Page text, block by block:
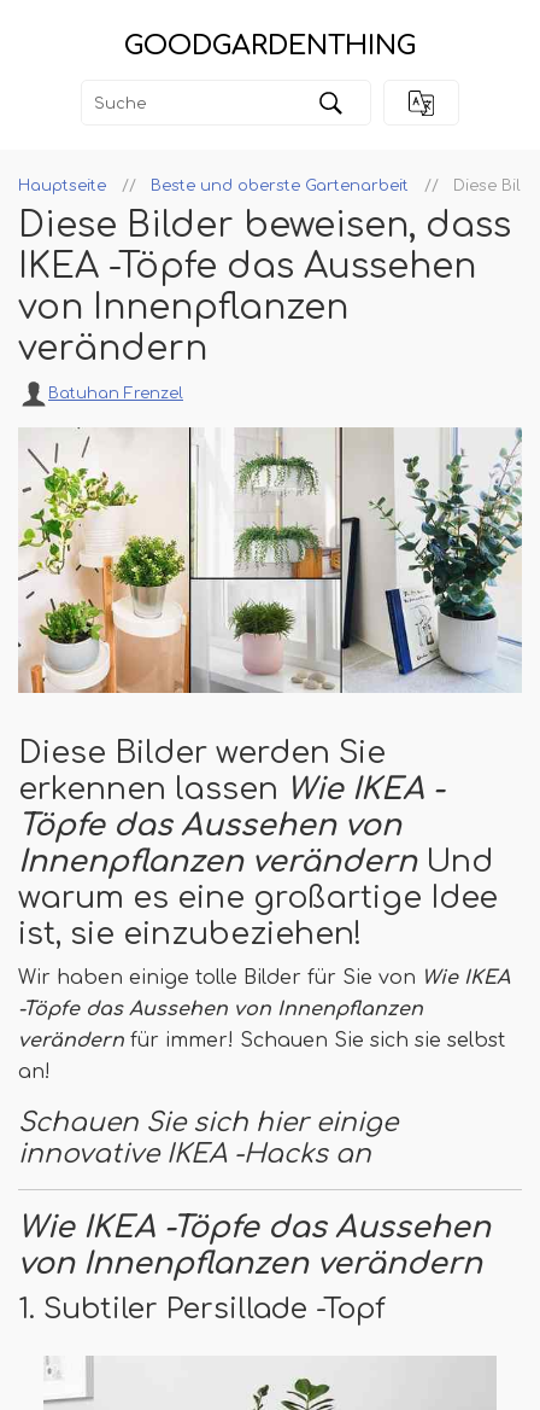
GOODGARDENTHING
Hauptseite Beste und oberste Gartenarbeit Diese
Diese Bilder beweisen, dass
IKEA -Töpfe das Aussehen
von Innenpflanzen
verändern
Batuhan Frenzel
Diese Bilder werden Sie
erkennen lassen Wie IKEA -
Töpfe das Aussehen von
Innenpflanzen verändernUnd
warum es eine großartige Idee
ist, sie einzubeziehen!
Wir haben einige tolle Bilder für Sie von Wie IKEA
-Töpfe das Aussehen von Innenpflanzen
verändern für immer! Schauen Sie sich sie selbst
an!
Schauen Sie sich hier einige
innovative IKEA -Hacks an
Wie IKEA -Töpfe das Aussehen
von Innenpflanzen verändern
1. Subtiler Persillade -Topf